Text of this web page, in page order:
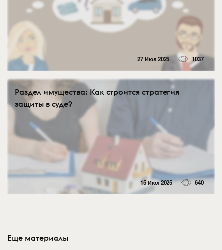
27 Июл 2025 1037
Раздел имущества: Как строится стратегия
защиты в суде?
15 Июл 2025 640
Еще материалы